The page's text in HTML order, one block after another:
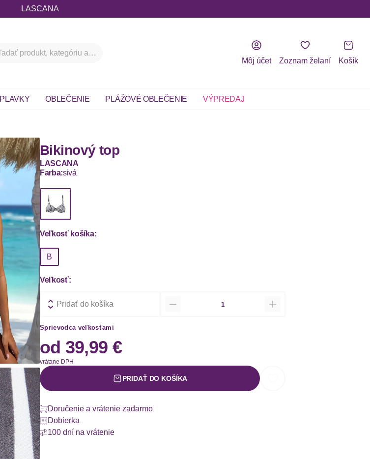
LASCANA
Môj účet Zoznam želaní Košík
PLAVKY OBLEČENIE PLÁŽOVÉ OBLEČENIE VÝPREDAJ
Bikinový top
LASCANA
Farba:sivá
Veľkosť košíka:
B
Veľkosť:
Pridať do košíka
Sprievodca veľkosťami
od 39,99 €
vrátane DPH
PRIDAŤ DO KOŠÍKA
Doručenie a vrátenie zadarmo
Dobierka
100 dní na vrátenie